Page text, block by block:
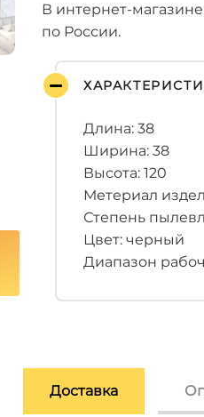
В интернет-
по России.
Длина: 38
Ширина: 38
Высота: 120
Метериал
Степень
Цвет: черный
Диапазон
Доставка